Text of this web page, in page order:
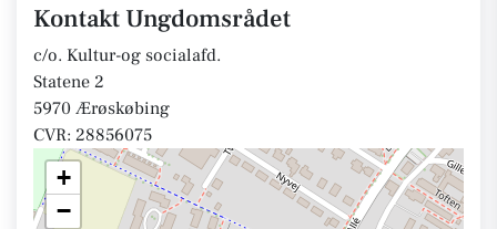
Kontakt Ungdomsrådet
c/o. Kultur-og socialafd.
Statene 2
5970 Ærøskøbing
CVR: 28856075
+
−